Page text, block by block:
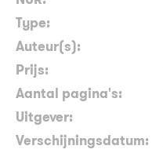
Type:
Auteur(s):
Prijs:
Aantal pagina's:
Uitgever:
Verschijningsdatum: